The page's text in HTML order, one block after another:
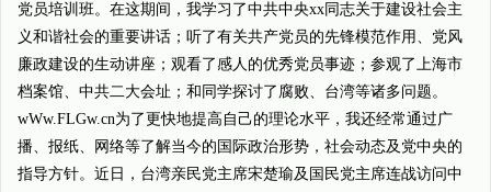
党员培训班。在这期间，我学习了中共中央xx同志关于建设社会主
义和谐社会的重要讲话；听了有关共产党员的先锋模范作用、党风
廉政建设的生动讲座；观看了感人的优秀党员事迹；参观了上海市
档案馆、中共二大会址；和同学探讨了腐败、台湾等诸多问题。
wWw.FLGw.cn为了更快地提高自己的理论水平，我还经常通过广
播、报纸、网络等了解当今的国际政治形势，社会动态及党中央的
指导方针。近日，台湾亲民党主席宋楚瑜及国民党主席连战访问中